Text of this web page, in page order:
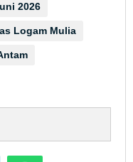
2026
Logam Mulia